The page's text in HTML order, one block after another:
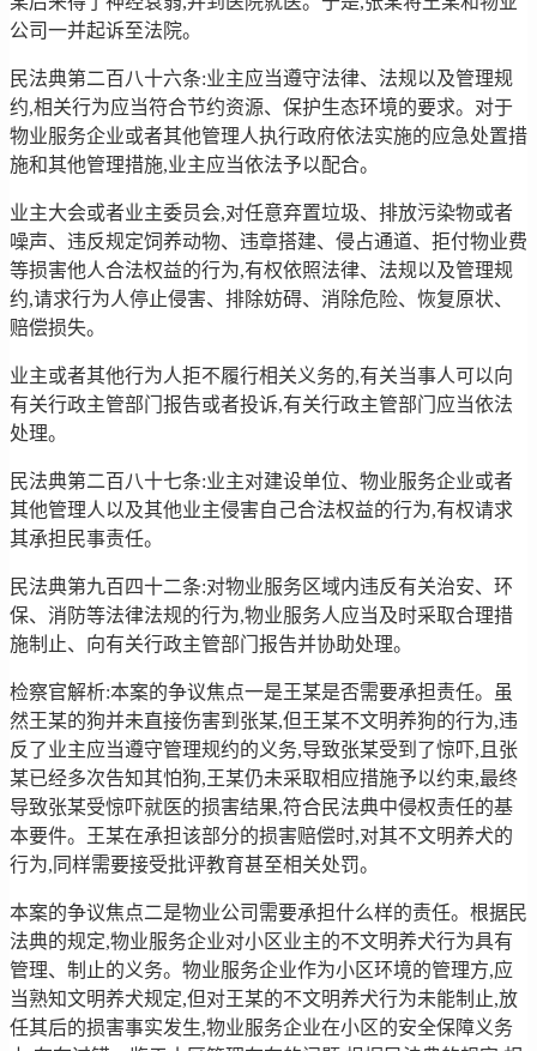
公司一并起诉至法院。
民法典第二百八十六条:业主应当遵守法律、法规以及管理规
约,相关行为应当符合节约资源、保护生态环境的要求。对于
物业服务企业或者其他管理人执行政府依法实施的应急处置措
施和其他管理措施,业主应当依法予以配合。
业主大会或者业主委员会,对任意弃置垃圾、排放污染物或者
噪声、违反规定饲养动物、违章搭建、侵占通道、拒付物业费
等损害他人合法权益的行为,有权依照法律、法规以及管理规
约,请求行为人停止侵害、排除妨碍、消除危险、恢复原状、
赔偿损失。
业主或者其他行为人拒不履行相关义务的,有关当事人可以向
有关行政主管部门报告或者投诉,有关行政主管部门应当依法
处理。
民法典第二百八十七条:业主对建设单位、物业服务企业或者
其他管理人以及其他业主侵害自己合法权益的行为,有权请求
其承担民事责任。
民法典第九百四十二条:对物业服务区域内违反有关治安、环
保、消防等法律法规的行为,物业服务人应当及时采取合理措
施制止、向有关行政主管部门报告并协助处理。
检察官解析:本案的争议焦点一是王某是否需要承担责任。虽
然王某的狗并未直接伤害到张某,但王某不文明养狗的行为,违
反了业主应当遵守管理规约的义务,导致张某受到了惊吓,且张
某已经多次告知其怕狗,王某仍未采取相应措施予以约束,最终
导致张某受惊吓就医的损害结果,符合民法典中侵权责任的基
本要件。王某在承担该部分的损害赔偿时,对其不文明养犬的
行为,同样需要接受批评教育甚至相关处罚。
本案的争议焦点二是物业公司需要承担什么样的责任。根据民
法典的规定,物业服务企业对小区业主的不文明养犬行为具有
管理、制止的义务。物业服务企业作为小区环境的管理方,应
当熟知文明养犬规定,但对王某的不文明养犬行为未能制止,放
任其后的损害事实发生,物业服务企业在小区的安全保障义务